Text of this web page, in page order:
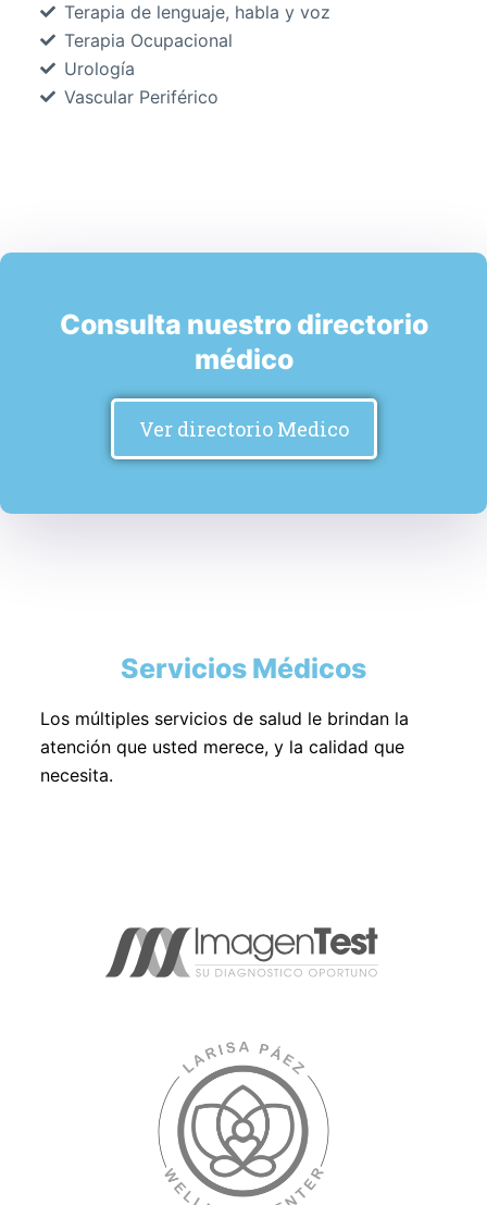
Terapia de lenguaje, habla y voz
Terapia Ocupacional
Urología
Vascular Periférico
Consulta nuestro directorio
médico
Ver directorio Medico
Servicios Médicos
Los múltiples servicios de salud le brindan la
atención que usted merece, y la calidad que
necesita.